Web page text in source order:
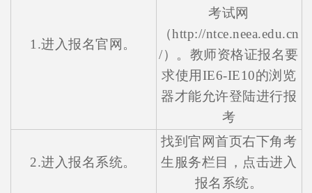
1.进入报名官网。
考试网
（http://ntce.neea.edu.cn
/）。教师资格证报名要
求使用IE6-IE10的浏览
器才能允许登陆进行报
考
2.进入报名系统。
找到官网首页右下角考
生服务栏目，点击进入
报名系统。